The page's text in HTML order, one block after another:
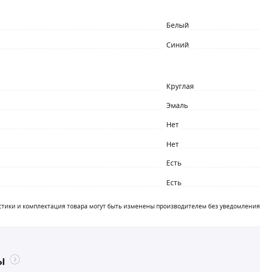
Белый
Синий
Круглая
Эмаль
Нет
Нет
Есть
Есть
и комплектация товара могут быть изменены производителем без уведомления.